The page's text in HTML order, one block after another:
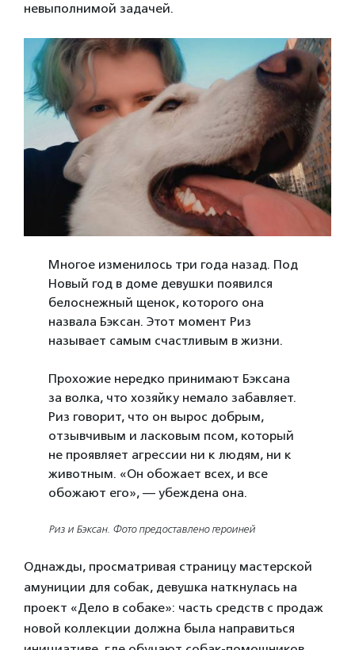
невыполнимой задачей.
Многое изменилось три года назад. Под
Новый год в доме девушки появился
белоснежный щенок, которого она
назвала Бэксан. Этот момент Риз
называет самым счастливым в жизни.
Прохожие нередко принимают Бэксана
за волка, что хозяйку немало забавляет.
Риз говорит, что он вырос добрым,
отзывчивым и ласковым псом, который
не проявляет агрессии ни к людям, ни к
животным. «Он обожает всех, и все
обожают его», — убеждена она.
Риз и Бэксан. Фото предоставлено героиней
Однажды, просматривая страницу мастерской
амуниции для собак, девушка наткнулась на
проект «Дело в собаке»: часть средств с продаж
новой коллекции должна была направиться